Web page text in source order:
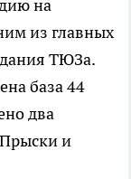
на
из главных
ТЮЗа.
база 44
два
и